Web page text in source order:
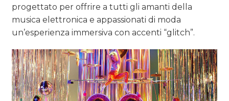
progettato per offrire a tutti gli amanti della
musica elettronica e appassionati di moda
un’esperienza immersiva con accenti “glitch”.